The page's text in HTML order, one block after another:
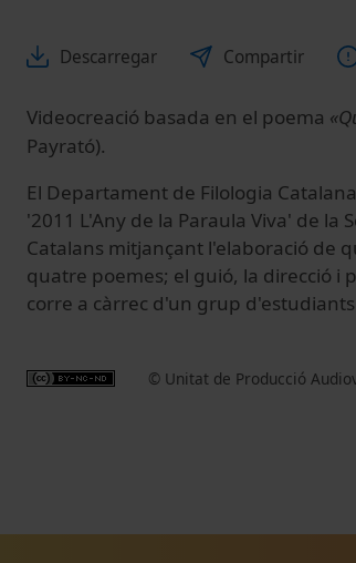
Descarregar Compartir
Videocreació basada en el poema
Payrató).
El Departament de Filologia
'2011 L'Any de la Paraula Viva' de la
Catalans mitjançant l'elaboració de
quatre poemes; el guió, la direcció i
corre a càrrec d'un grup
© Unitat de Producció